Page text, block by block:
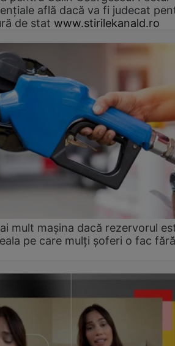
află dacă va fi judecat
de stat www.stirilekanald.ro
mult mașina dacă rezervorul
pe care mulți șoferi o fac